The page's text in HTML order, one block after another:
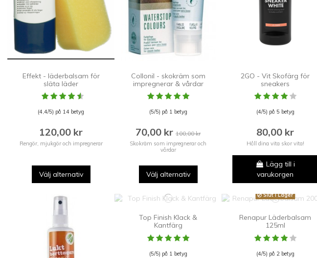
Effekt - läderbalsam för
släta läder
(4,4/5) på 14 betyg
120,00 kr
Rengör, mjukgör och impregnerar
Välj alternativ
Collonil - skokräm som
impregnerar & vårdar
(5/5) på 1 betyg
70,00 kr 100,00 kr
Skokräm som impregnerar och
vårdar
Välj alternativ
2GO - Vit Skofärg för
sneakers
(4/5) på 5 betyg
80,00 kr
Håll dina vita skor vita!
Lägg till i
varukorgen
Top Finish Klack &
Kantfärg
(5/5) på 1 betyg
Slut i Lager
Renapur Läderbalsam
125ml
(4/5) på 2 betyg